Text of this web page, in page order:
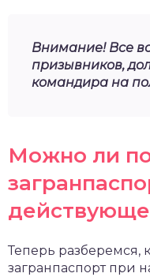
Внимание! Все
призывников,
командира на
Можно ли
Теперь разберемся,
загранпаспорт при